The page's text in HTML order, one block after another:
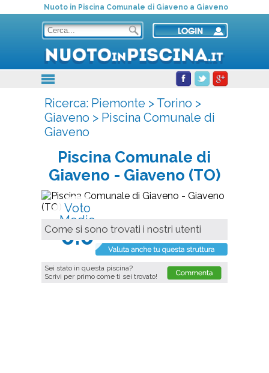
Nuoto in Piscina Comunale di Giaveno a Giaveno
Ricerca: Piemonte > Torino >
Giaveno > Piscina Comunale di
Giaveno
Piscina Comunale di
Giaveno - Giaveno (TO)
Voto
Medio
0.0
Come si sono trovati i nostri utenti
Sei stato in questa piscina?
Scrivi per primo come ti sei trovato!